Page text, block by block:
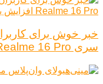
خبر خوش برای
سری Realme 16 Pro افزایش یافت